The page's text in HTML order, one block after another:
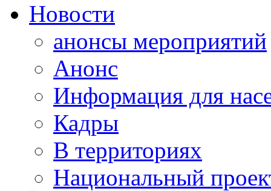
Новости
анонсы мероприятий
Анонс
Информация для
Кадры
В территориях
Национальный